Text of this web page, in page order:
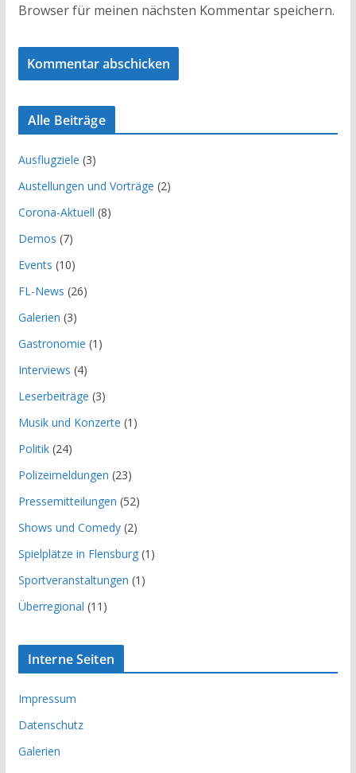
Browser für meinen nächsten Kommentar speichern.
Alle Beiträge
Ausflugziele (3)
Austellungen und Vorträge (2)
Corona-Aktuell (8)
Demos (7)
Events (10)
FL-News (26)
Galerien (3)
Gastronomie (1)
Interviews (4)
Leserbeiträge (3)
Musik und Konzerte (1)
Politik(24)
Polizeimeldungen (23)
Pressemitteilungen (52)
Shows und Comedy(2)
Spielplätze in Flensburg(1)
Sportveranstaltungen (1)
Überregional (11)
Interne Seiten
Impressum
Datenschutz
Galerien